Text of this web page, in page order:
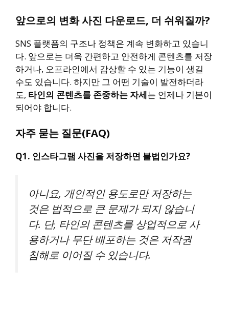
앞으로의 변화 사진 다운로드, 더 쉬워질까?
SNS 플랫폼의 구조나 정책은 계속 변화하고 있습니
다. 앞으로는 더욱 간편하고 안전하게 콘텐츠를 저장
하거나, 오프라인에서 감상할 수 있는 기능이 생길
수도 있습니다. 하지만 그 어떤 기술이 발전하더라
도, 타인의 콘텐츠를 존중하는 자세는 언제나 기본이
되어야 합니다.
자주 묻는 질문(FAQ)
Q1. 인스타그램 사진을 저장하면 불법인가요?
아니요, 개인적인 용도로만 저장하는
것은 법적으로 큰 문제가 되지 않습니
다. 단, 타인의 콘텐츠를 상업적으로 사
용하거나 무단 배포하는 것은 저작권
침해로 이어질 수 있습니다.